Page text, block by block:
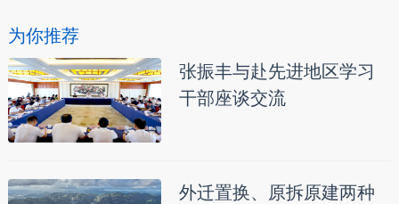
为你推荐
张振丰与赴先进地区学习
干部座谈交流
外迁置换、原拆原建两种